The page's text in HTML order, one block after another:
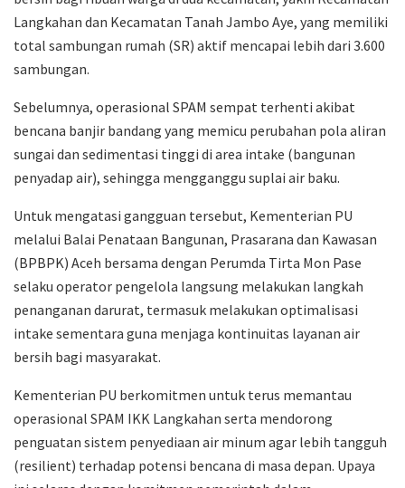
Langkahan dan Kecamatan Tanah Jambo Aye, yang memiliki
total sambungan rumah (SR) aktif mencapai lebih dari 3.600
sambungan.
Sebelumnya, operasional SPAM sempat terhenti akibat
bencana banjir bandang yang memicu perubahan pola aliran
sungai dan sedimentasi tinggi di area intake (bangunan
penyadap air), sehingga mengganggu suplai air baku.
Untuk mengatasi gangguan tersebut, Kementerian PU
melalui Balai Penataan Bangunan, Prasarana dan Kawasan
(BPBPK) Aceh bersama dengan Perumda Tirta Mon Pase
selaku operator pengelola langsung melakukan langkah
penanganan darurat, termasuk melakukan optimalisasi
intake sementara guna menjaga kontinuitas layanan air
bersih bagi masyarakat.
Kementerian PU berkomitmen untuk terus memantau
operasional SPAM IKK Langkahan serta mendorong
penguatan sistem penyediaan air minum agar lebih tangguh
(resilient) terhadap potensi bencana di masa depan. Upaya